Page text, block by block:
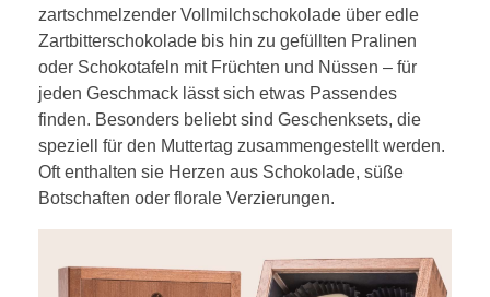
zartschmelzender Vollmilchschokolade über edle
Zartbitterschokolade bis hin zu gefüllten Pralinen
oder Schokotafeln mit Früchten und Nüssen – für
jeden Geschmack lässt sich etwas Passendes
finden. Besonders beliebt sind Geschenksets, die
speziell für den Muttertag zusammengestellt werden.
Oft enthalten sie Herzen aus Schokolade, süße
Botschaften oder florale Verzierungen.